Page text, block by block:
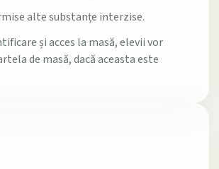
alte substanțe interzise.
și acces la masă, elevii vor
de masă, dacă aceasta este